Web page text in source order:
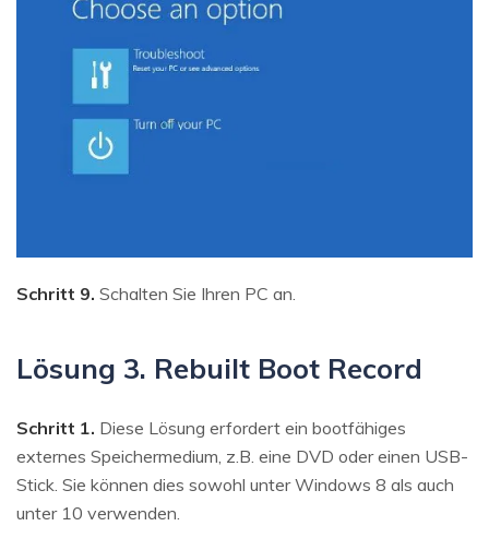
Schritt 9. Schalten Sie Ihren PC an.
Lösung 3. Rebuilt Boot Record
Schritt 1. Diese Lösung erfordert ein bootfähiges
externes Speichermedium, z.B. eine DVD oder einen USB-
Stick. Sie können dies sowohl unter Windows 8 als auch
unter 10 verwenden.